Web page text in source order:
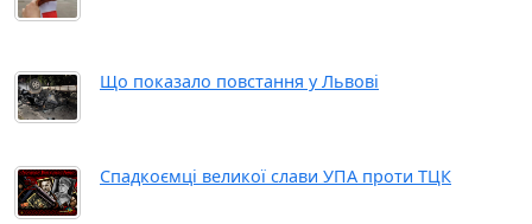
Що показало повстання у Львові
Спадкоємці великої слави УПА проти ТЦК